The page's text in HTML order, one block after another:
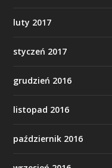
luty 2017
styczeń 2017
grudzień 2016
listopad 2016
październik 2016